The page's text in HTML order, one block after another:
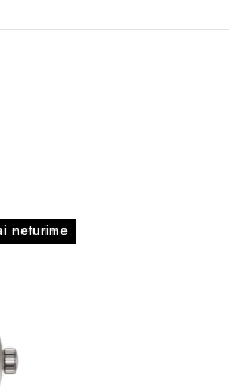
neturime